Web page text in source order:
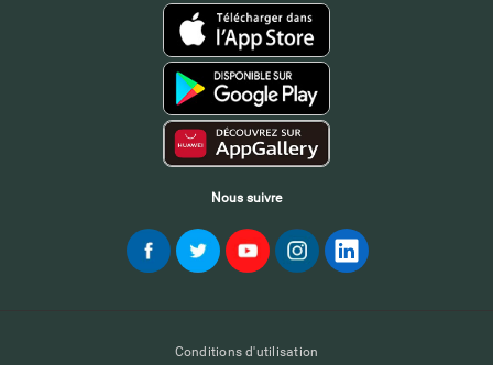
Nous suivre
Conditions d'utilisation